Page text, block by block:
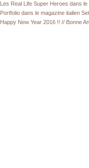
Les Real Life Super Heroes dans
Portfolio dans le magazine italien
Happy New Year 2016 !! // Bonne